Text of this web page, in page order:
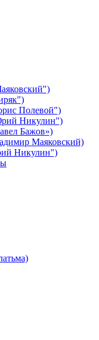
Полевой")
Никулин")
Бажов»)
Маяковский)
Никулин")